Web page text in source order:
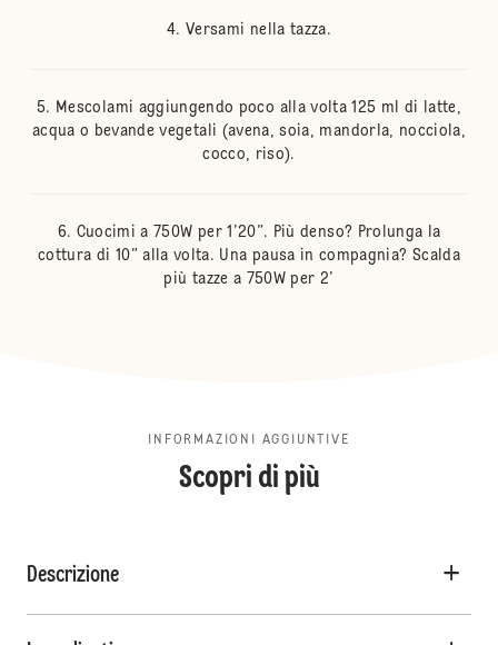
Versami nella tazza.
Mescolami aggiungendo poco alla volta 125 ml di latte,
acqua o bevande vegetali (avena, soia, mandorla, nocciola,
cocco, riso).
Cuocimi a 750W per 1’20”. Più denso? Prolunga la
cottura di 10” alla volta. Una pausa in compagnia? Scalda
più tazze a 750W per 2’
INFORMAZIONI AGGIUNTIVE
Scopri di più
Descrizione